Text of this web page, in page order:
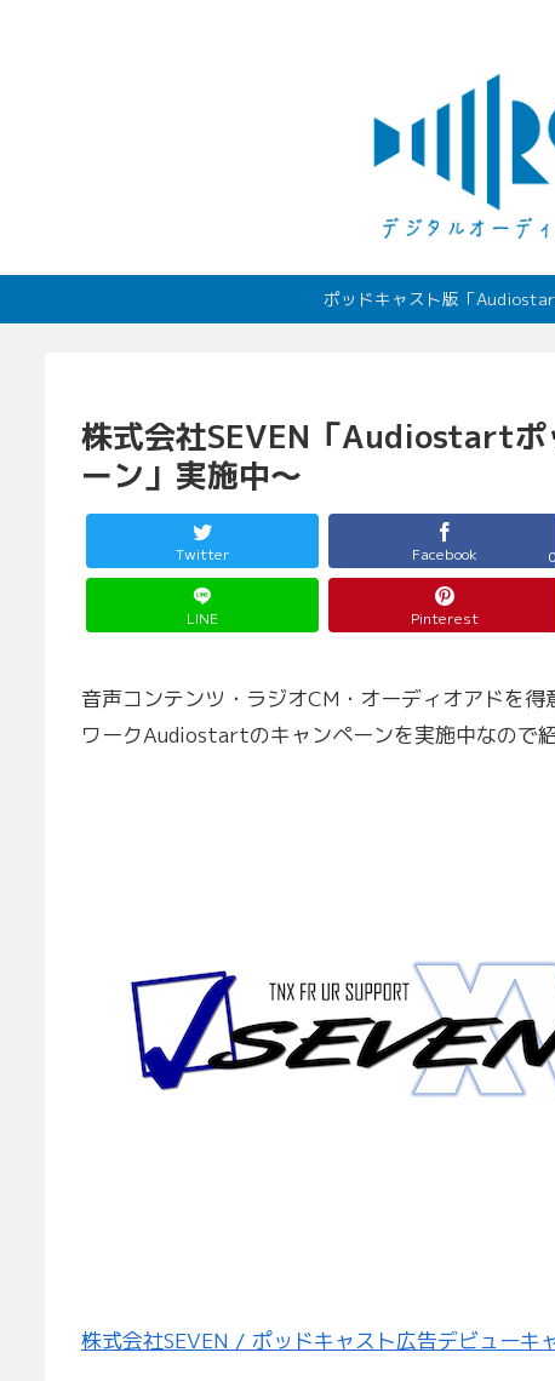
ポッドキャスト版「
株式会社SEVEN「Audiostartポ
ーン」実施中〜
Twitter Facebook 0
LINE Pinterest
音声コンテンツ・ラジオCM・オーディオアドを
ワークAudiostartのキャンペーンを実施中なので
株式会社SEVEN / ポッドキャスト広告デビューキ